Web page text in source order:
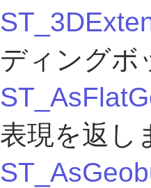
ディングボ
表現を返し